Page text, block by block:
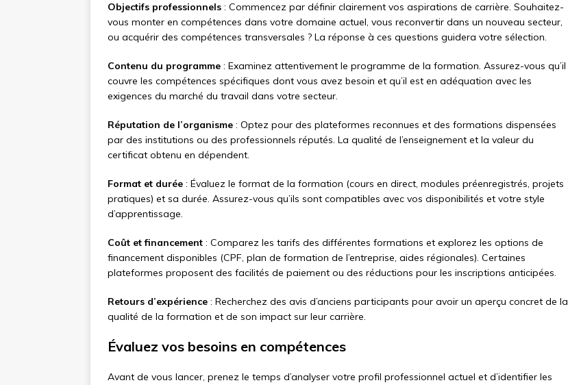
Objectifs professionnels : Commencez par définir clairement vos aspirations de carrière. Souhaitez-
vous monter en compétences dans votre domaine actuel, vous reconvertir dans un nouveau secteur,
ou acquérir des compétences transversales ? La réponse à ces questions guidera votre sélection.
Contenu du programme : Examinez attentivement le programme de la formation. Assurez-vous qu’il
couvre les compétences spécifiques dont vous avez besoin et qu’il est en adéquation avec les
exigences du marché du travail dans votre secteur.
Réputation de l’organisme : Optez pour des plateformes reconnues et des formations dispensées
par des institutions ou des professionnels réputés. La qualité de l’enseignement et la valeur du
certificat obtenu en dépendent.
Format et durée : Évaluez le format de la formation (cours en direct, modules préenregistrés, projets
pratiques) et sa durée. Assurez-vous qu’ils sont compatibles avec vos disponibilités et votre style
d’apprentissage.
Coût et financement : Comparez les tarifs des différentes formations et explorez les options de
financement disponibles (CPF, plan de formation de l’entreprise, aides régionales). Certaines
plateformes proposent des facilités de paiement ou des réductions pour les inscriptions anticipées.
Retours d’expérience : Recherchez des avis d’anciens participants pour avoir un aperçu concret de la
qualité de la formation et de son impact sur leur carrière.
Évaluez vos besoins en compétences
Avant de vous lancer, prenez le temps d’analyser votre profil professionnel actuel et d’identifier les